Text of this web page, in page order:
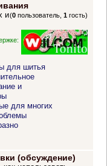
(0 пользователь,1 гость)
и
для шитья
и
для многих
(обсуждение)